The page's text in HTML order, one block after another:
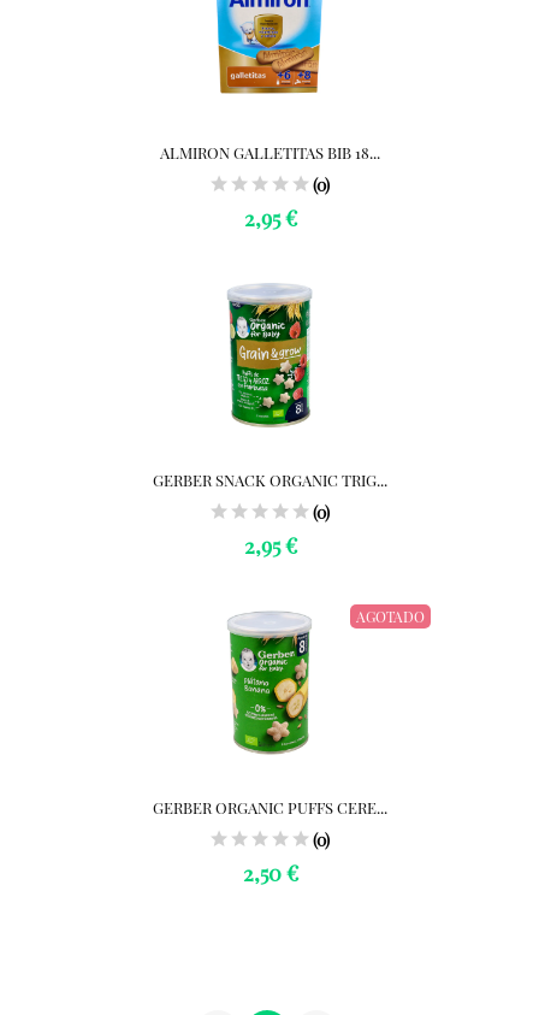
ALMIRON GALLETITAS BIB 18...
(0)
2,95 €
GERBER SNACK ORGANIC TRIG...
(0)
2,95 €
AGOTADO
GERBER ORGANIC PUFFS CERE...
(0)
2,50 €